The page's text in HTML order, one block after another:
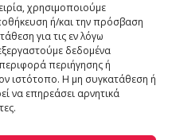
χρησιμοποιούμε
ή/και την πρόσβαση
για τις εν λόγω
δεδομένα
περιήγησης ή
ιστότοπο. Η μη συγκατάθεση ή
να επηρεάσει αρνητικά